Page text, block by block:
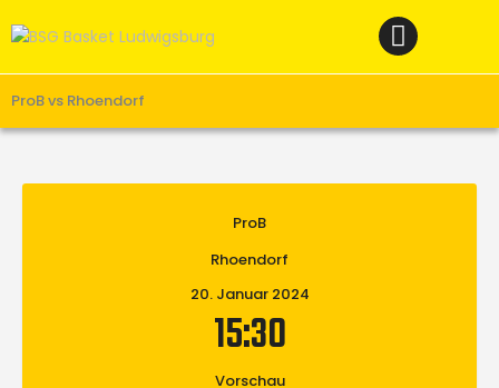
ProB vs Rhoendorf
Verein
Teams M
Unterstützen
ProB
Rhoendorf
20. Januar 2024
15:30
Vorschau